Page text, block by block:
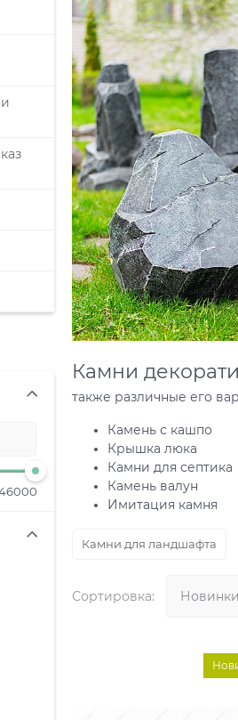
Камни
также различные его
Камень с кашпо
Крышка люка
Камни для септика
Камень валун
Имитация камня
Камни для ландшафта
Сортировка: